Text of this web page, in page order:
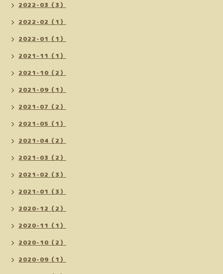
2022-03（3）
2022-02（1）
2022-01（1）
2021-11（1）
2021-10（2）
2021-09（1）
2021-07（2）
2021-05（1）
2021-04（2）
2021-03（2）
2021-02（3）
2021-01（3）
2020-12（2）
2020-11（1）
2020-10（2）
2020-09（1）